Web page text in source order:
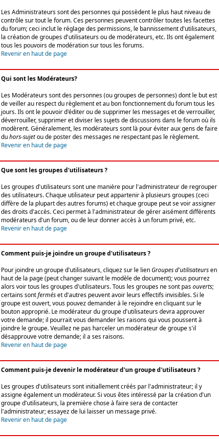
Les Administrateurs sont des personnes qui possèdent le plus haut niveau de
contrôle sur tout le forum. Ces personnes peuvent contrôler toutes les facettes
du forum; ceci inclut le réglage des permissions, le bannissement d'utilisateurs,
la création de groupes d'utilisateurs ou de modérateurs, etc. Ils ont également
tous les pouvoirs de modération sur tous les forums.
Revenir en haut de page
Qui sont les Modérateurs?
Les Modérateurs sont des personnes (ou groupes de personnes) dont le but est
de veiller au respect du règlement et au bon fonctionnement du forum tous les
jours. Ils ont le pouvoir d'éditer ou de supprimer les messages et de verrouiller,
déverrouiller, supprimer et diviser les sujets de discussions dans le forum où ils
modèrent. Généralement, les modérateurs sont là pour éviter aux gens de faire
duhors-sujetou de poster des messages ne respectant pas le règlement.
Revenir en haut de page
Que sont les groupes d'utilisateurs ?
Les groupes d'utilisateurs sont une manière pour l'administrateur de regrouper
des utilisateurs. Chaque utilisateur peut appartenir à plusieurs groupes (ceci
diffère de la plupart des autres forums) et chaque groupe peut se voir assigner
des droits d'accès. Ceci permet à l'administrateur de gérer aisément différents
modérateurs d'un forum, ou de leur donner accès à un forum privé, etc.
Revenir en haut de page
Comment puis-je joindre un groupe d'utilisateurs ?
Pour joindre un groupe d'utilisateurs, cliquez sur le lienGroupes d'utilisateursen
haut de la page (peut changer suivant le modèle de document); vous pourrez
alors voir tous les groupes d'utilisateurs. Tous les groupes ne sont pasouverts;
certains sontferméset d'autres peuvent avoir leurs effectifs invisibles. Si le
groupe est ouvert, vous pouvez demander à le rejoindre en cliquant sur le
bouton approprié. Le modérateur du groupe d'utilisateurs devra approuver
votre demande; il pourrait vous demander les raisons qui vous poussent à
joindre le groupe. Veuillez ne pas harceler un modérateur de groupe s'il
désapprouve votre demande; il a ses raisons.
Revenir en haut de page
Comment puis-je devenir le modérateur d'un groupe d'utilisateurs ?
Les groupes d'utilisateurs sont initiallement créés par l'administrateur; il y
assigne également un modérateur. Si vous êtes intéressé par la création d'un
groupe d'utilisateurs, la première chose à faire sera de contacter
l'administrateur; essayez de lui laisser un message privé.
Revenir en haut de page